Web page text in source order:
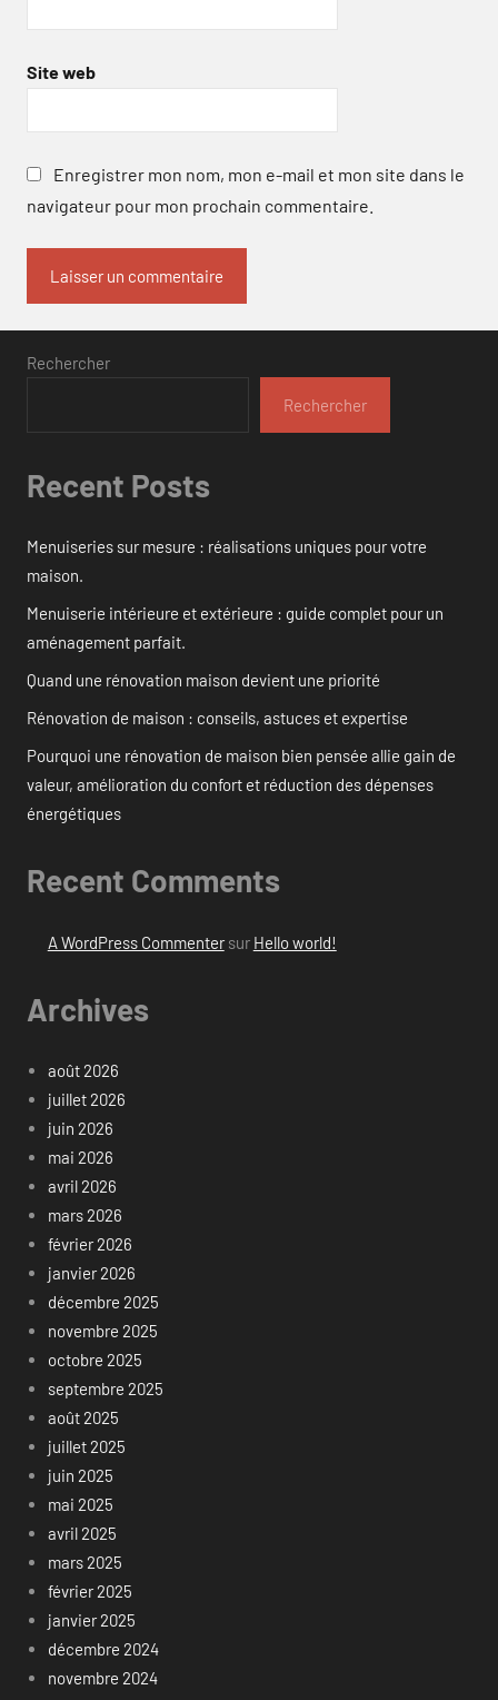
Site web
Enregistrer mon nom, mon e-mail et mon site dans le
navigateur pour mon prochain commentaire.
Rechercher
Rechercher
Recent Posts
Menuiseries sur mesure : réalisations uniques pour votre
maison.
Menuiserie intérieure et extérieure : guide complet pour un
aménagement parfait.
Quand une rénovation maison devient une priorité
Rénovation de maison : conseils, astuces et expertise
Pourquoi une rénovation de maison bien pensée allie gain de
valeur, amélioration du confort et réduction des dépenses
énergétiques
Recent Comments
A WordPress Commentersur Hello world!
Archives
août 2026
juillet 2026
juin 2026
mai 2026
avril 2026
mars 2026
février 2026
janvier 2026
décembre 2025
novembre 2025
octobre 2025
septembre 2025
août 2025
juillet 2025
juin 2025
mai 2025
avril 2025
mars 2025
février 2025
janvier 2025
décembre 2024
novembre 2024